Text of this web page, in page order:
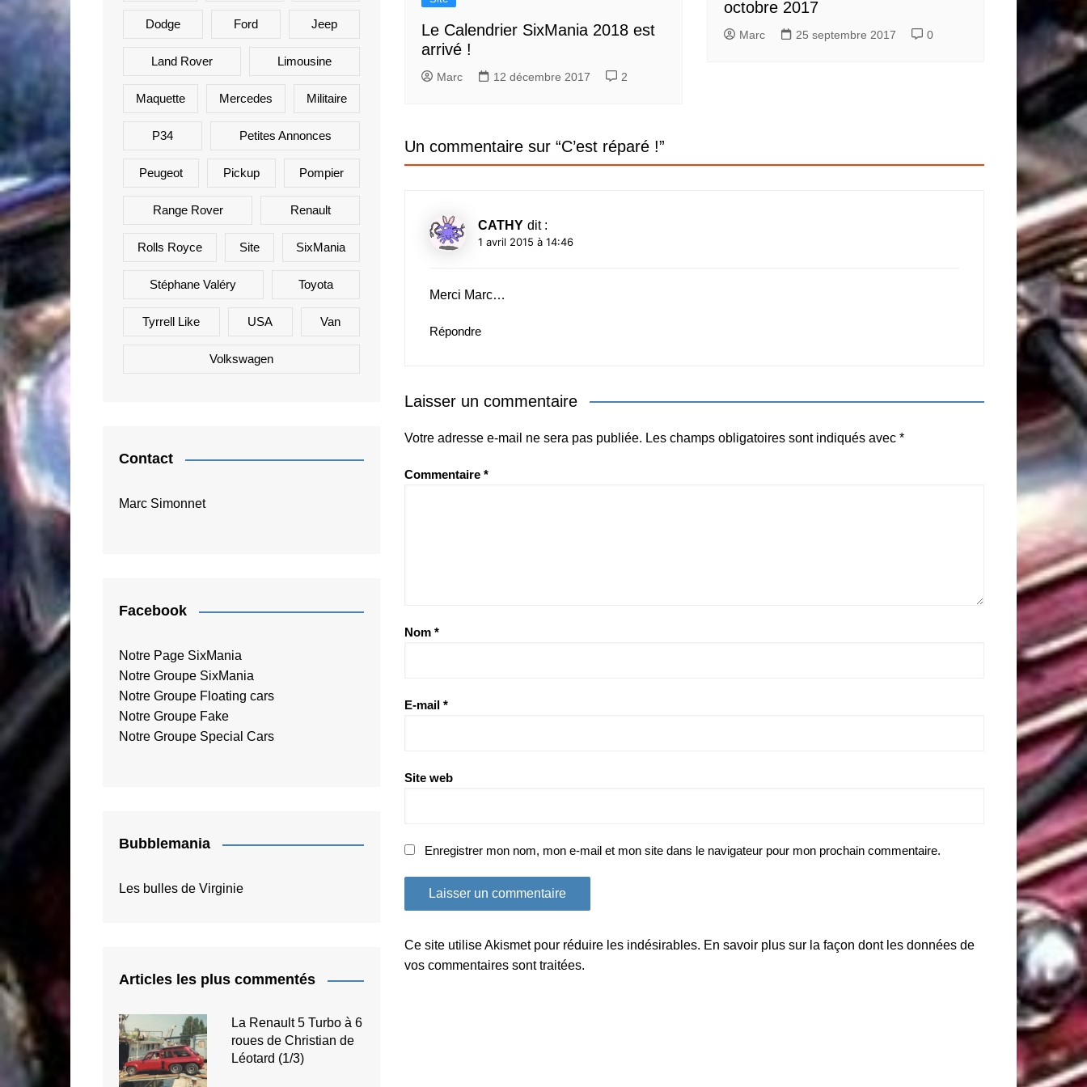
Le Calendrier SixMania 2018 est
arrivé !
Marc 12 décembre 2017 2
octobre 2017
Marc 25 septembre 2017 0
Un commentaire sur “C’est réparé !”
CATHY dit :
1 avril 2015 à 14:46
Merci Marc…
Répondre
Laisser un commentaire
Votre adresse e-mail ne sera pas publiée. Les champs obligatoires sont indiqués avec*
Commentaire*
Nom*
E-mail*
Site web
Enregistrer mon nom, mon e-mail et mon site dans le navigateur pour mon prochain commentaire.
Ce site utilise Akismet pour réduire les indésirables. En savoir plus sur la façon dont les données de
vos commentaires sont traitées.
Dodge Ford Jeep
Land Rover Limousine
Maquette Mercedes Militaire
P34 Petites Annonces
Peugeot Pickup Pompier
Range Rover Renault
Rolls Royce Site SixMania
Stéphane Valéry Toyota
Tyrrell Like USA Van
Volkswagen
Contact
Marc Simonnet
Facebook
Notre Page SixMania
Notre Groupe SixMania
Notre Groupe Floating cars
Notre Groupe Fake
Notre Groupe Special Cars
Bubblemania
Les bulles de Virginie
Articles les plus commentés
La Renault 5 Turbo à 6
roues de Christian de
Léotard (1/3)